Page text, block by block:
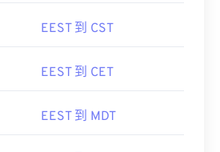
EEST 到 CST
EEST 到 CET
EEST 到 MDT